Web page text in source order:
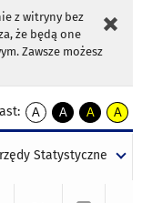
z witryny bez
że będą one
Zawsze możesz
A
kontrast
A
kontrast
tekst
czarnym
A
kontrast
tekst
czarnym
A
tekst
żółtym
Statystyczne